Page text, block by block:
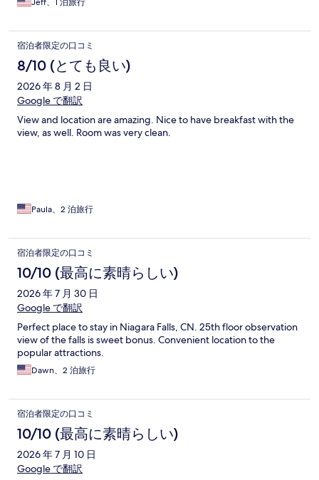
Jeff、1 泊旅行
宿泊者限定の口コミ
8/10 (とても良い)
2026 年 8 月 2 日
Google で翻訳
View and location are amazing. Nice to have breakfast with the
view, as well. Room was very clean.
Paula、2 泊旅行
宿泊者限定の口コミ
10/10 (最高に素晴らしい)
2026 年 7 月 30 日
Google で翻訳
Perfect place to stay in Niagara Falls, CN. 25th floor observation
view of the falls is sweet bonus. Convenient location to the
popular attractions.
Dawn、2 泊旅行
宿泊者限定の口コミ
10/10 (最高に素晴らしい)
2026 年 7 月 10 日
Google で翻訳